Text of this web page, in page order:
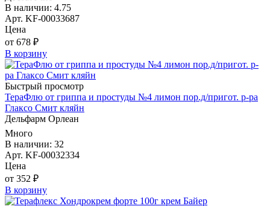
В наличии: 4.75
Арт. KF-00033687
Цена
от 678 ₽
В корзину
Быстрый просмотр
ТераФлю от гриппа и простуды №4 лимон пор.д/пригот. р-ра
Глаксо Смит кляйн
Дельфарм Орлеан
Много
В наличии: 32
Арт. KF-00032334
Цена
от 352 ₽
В корзину